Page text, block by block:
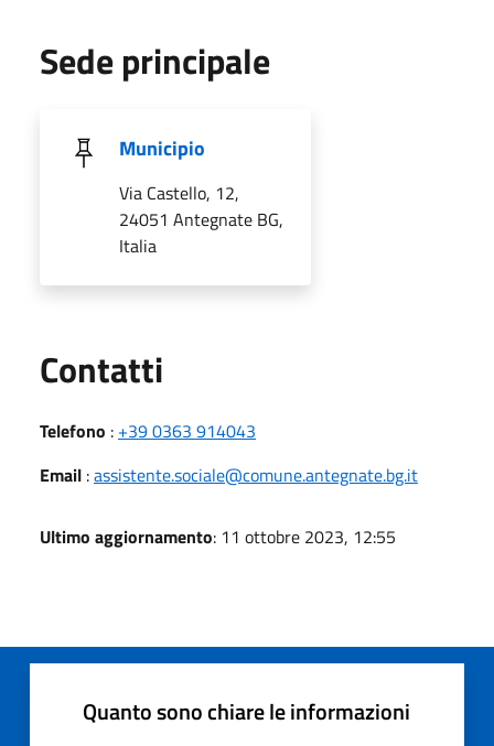
Sede principale
Municipio
Via Castello, 12,
24051 Antegnate BG,
Italia
Contatti
Telefono : +39 0363 914043
Email :assistente.sociale@comune.antegnate.bg.it
Ultimo aggiornamento: 11 ottobre 2023, 12:55
Quanto sono chiare le informazioni